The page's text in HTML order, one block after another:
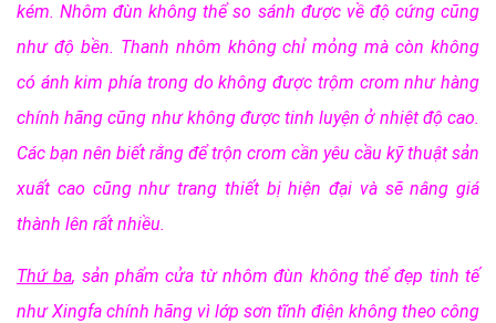
kém. Nhôm đùn không thể so sánh được về độ cứng cũng
như độ bền. Thanh nhôm không chỉ mỏng mà còn không
có ánh kim phía trong do không được trộm crom như hàng
chính hãng cũng như không được tinh luyện ở nhiệt độ cao.
Các bạn nên biết rằng để trộn crom cần yêu cầu kỹ thuật sản
xuất cao cũng như trang thiết bị hiện đại và sẽ nâng giá
thành lên rất nhiều.
Thứ ba, sản phẩm cửa từ nhôm đùn không thể đẹp tinh tế
như Xingfa chính hãng vì lớp sơn tĩnh điện không theo công